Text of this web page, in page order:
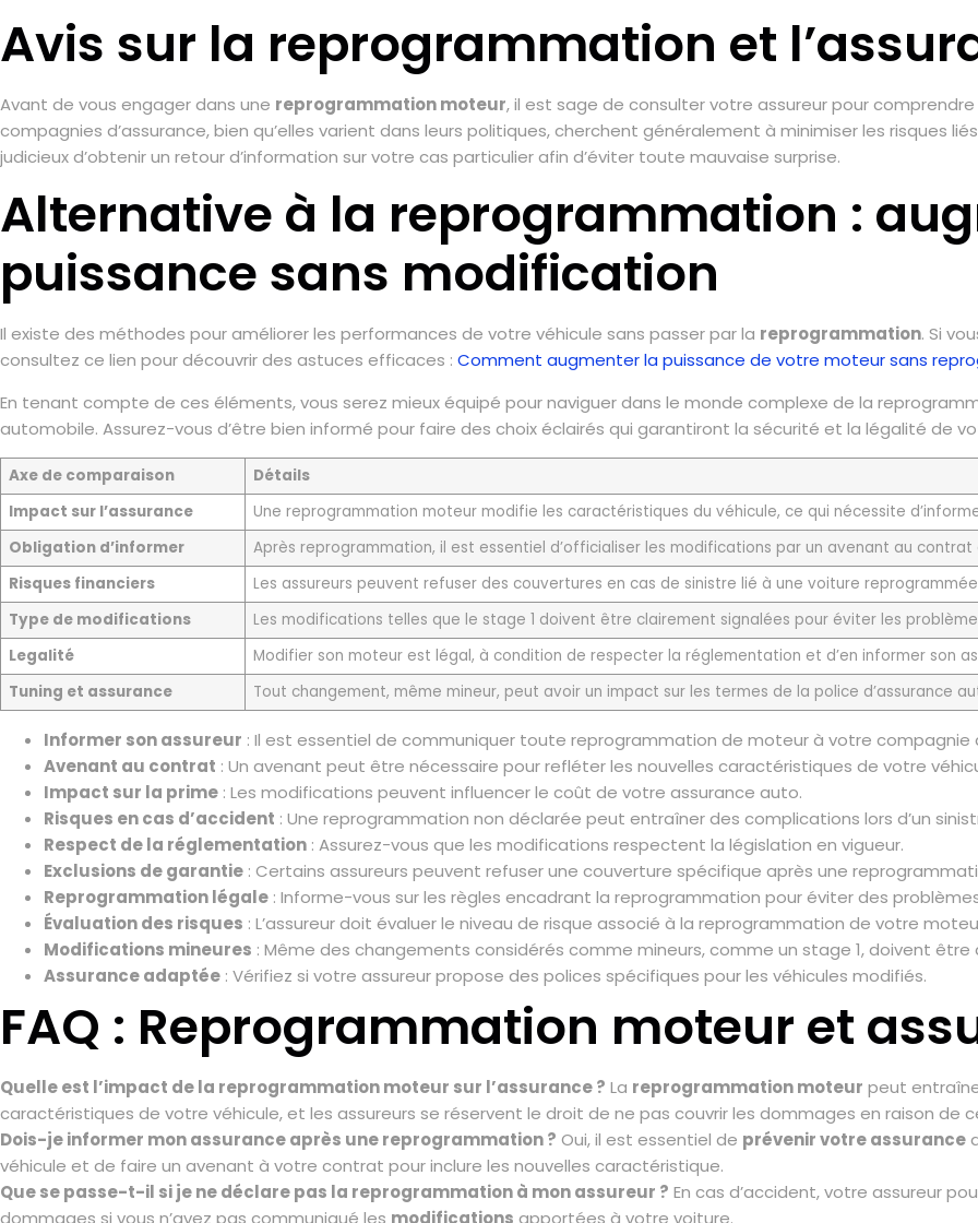
Avis sur la reprogrammation et
Avant de vous engager dans une reprogrammation moteur, il est sage de consulter votre assureur pour
compagnies d’assurance, bien qu’elles varient dans leurs politiques, cherchent généralement à minimiser les risques
judicieux d’obtenir un retour d’information sur votre cas particulier afin d’éviter toute mauvaise surprise.
Alternative à la reprogrammation :
puissance sans modification
Il existe des méthodes pour améliorer les performances de votre véhicule sans passer par la reprogrammation. Si
consultez ce lien pour découvrir des astuces efficaces : Comment augmenter la puissance de votre moteur sans
En tenant compte de ces éléments, vous serez mieux équipé pour naviguer dans le monde complexe de la
automobile. Assurez-vous d’être bien informé pour faire des choix éclairés qui garantiront la sécurité et la légalité de
Axe de comparaison
Détails
Impact sur l’assurance
Une reprogrammation moteur modifie les caractéristiques du véhicule, ce qui nécessite
Obligation d’informer
Après reprogrammation, il est essentiel d’officialiser les modifications par un avenant au contrat
Risques financiers
Les assureurs peuvent refuser des couvertures en cas de sinistre lié à une voiture
Type de modifications
Les modifications telles que le stage 1 doivent être clairement signalées pour éviter les
Legalité
Modifier son moteur est légal, à condition de respecter la réglementation et d’en informer son
Tuning et assurance
Tout changement, même mineur, peut avoir un impact sur les termes de la police d’assurance
Informer son assureur : Il est essentiel de communiquer toute reprogrammation de moteur à votre compagnie
Avenant au contrat : Un avenant peut être nécessaire pour refléter les nouvelles caractéristiques de votre
Impact sur la prime : Les modifications peuvent influencer le coût de votre assurance auto.
Risques en cas d’accident : Une reprogrammation non déclarée peut entraîner des complications lors d’un
Respect de la réglementation : Assurez-vous que les modifications respectent la législation en vigueur.
Exclusions de garantie : Certains assureurs peuvent refuser une couverture spécifique après une
Reprogrammation légale : Informe-vous sur les règles encadrant la reprogrammation pour éviter des
Évaluation des risques : L’assureur doit évaluer le niveau de risque associé à la reprogrammation de votre
Modifications mineures : Même des changements considérés comme mineurs, comme un stage 1, doivent être
Assurance adaptée : Vérifiez si votre assureur propose des polices spécifiques pour les véhicules modifiés.
FAQ : Reprogrammation moteur et
Quelle est l’impact de la reprogrammation moteur sur l’assurance ? La reprogrammation moteur peut
caractéristiques de votre véhicule, et les assureurs se réservent le droit de ne pas couvrir les dommages en raison de
Dois-je informer mon assurance après une reprogrammation ? Oui, il est essentiel de prévenir votre assurance
véhicule et de faire un avenant à votre contrat pour inclure les nouvelles caractéristique.
Que se passe-t-il si je ne déclare pas la reprogrammation à mon assureur ? En cas d’accident, votre assureur
dommages si vous n’avez pas communiqué les modifications apportées à votre voiture.